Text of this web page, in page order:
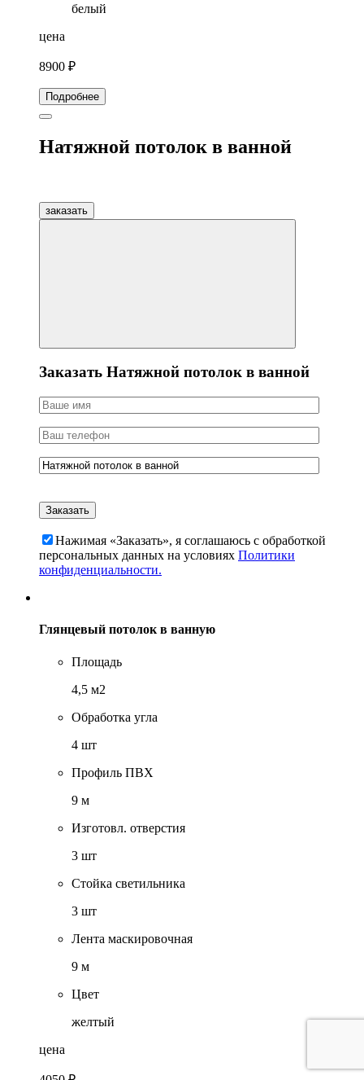
белый
цена
8900 ₽
Подробнее
Натяжной потолок в ванной
заказать
Заказать Натяжной потолок в ванной
Нажимая «Заказать», я соглашаюсь c обработкой
персональных данных на условиях Политики
конфиденциальности.
Глянцевый потолок в ванную
Площадь
4,5 м2
Обработка угла
4 шт
Профиль ПВХ
9 м
Изготовл. отверстия
3 шт
Стойка светильника
3 шт
Лента маскировочная
9 м
Цвет
желтый
цена